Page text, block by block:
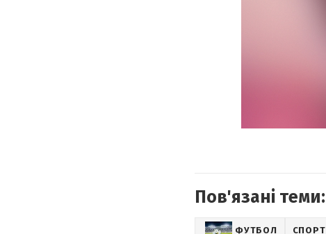
Пов'язані теми:
ФУТБОЛ СПОРТ